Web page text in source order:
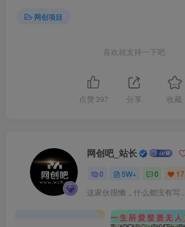
网创项目
喜欢就支持一下吧
点赞 397 分享 收藏
网创吧_站长
0 5W+ 0 17
这家伙很懒，什么都没有写...